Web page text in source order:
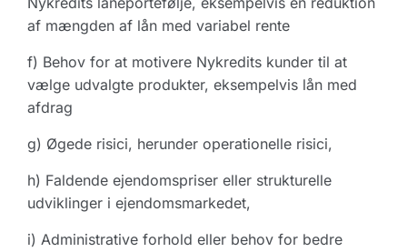
af mængden af lån med variabel rente
f) Behov for at motivere Nykredits kunder til at
vælge udvalgte produkter, eksempelvis lån med
afdrag
g) Øgede risici, herunder operationelle risici,
h) Faldende ejendomspriser eller strukturelle
udviklinger i ejendomsmarkedet,
i) Administrative forhold eller behov for bedre